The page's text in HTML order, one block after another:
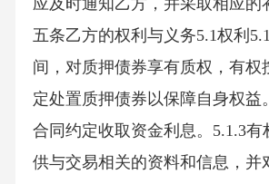
应及时通知乙方，并采取相应的
五条乙方的权利与义务5.1权利
间，对质押债券享有质权，有权
定处置质押债券以保障自身权益
合同约定收取资金利息。5.1.3有
供与交易相关的资料和信息，并